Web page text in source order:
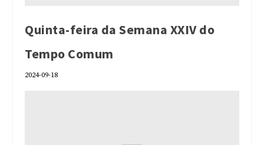
Quinta-feira da Semana XXIV do
Tempo Comum
2024-09-18